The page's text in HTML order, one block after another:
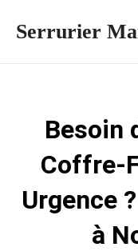
Serrurier
Besoin
Coffre-
Urgence
à